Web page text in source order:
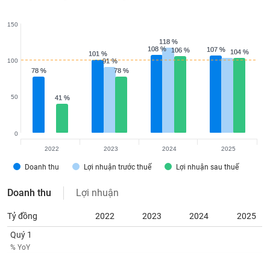
78 %
78 %
101 %
101 %
108 %
108 % 107 %
107 %
91 %
91 %
118 %
118 %
41 %
41 %
78 %
78 %
106 %
106 % 104 %
104 %
Doanh thu Lợi nhuận trước thuế Lợi nhuận sau thuế
0
50
100
150
2022 2023 2024 2025
Doanh thu Lợi nhuận
Tỷ đồng 2022 2023 2024
2025
Quý 1
% YoY
(-)
Người nội bộ Người liên quan Cổ đông lớn
(-)
Bài
viết
tác
(-)
Báo
cáo
phân